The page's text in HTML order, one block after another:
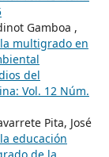
Gamboa ,
multigrado en
del
Vol. 12 Núm.
Pita, José
educación